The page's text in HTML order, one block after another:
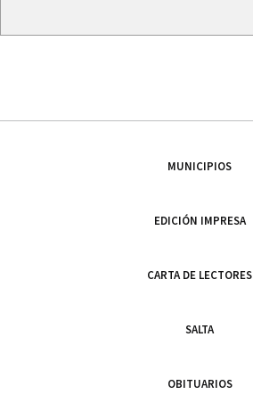
MUNICIPIOS
EDICIÓN IMPRESA
CARTA DE LECTORES
SALTA
OBITUARIOS